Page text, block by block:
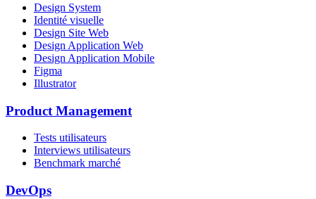
Design System
Identité visuelle
Design Site Web
Design Application Web
Design Application Mobile
Figma
Illustrator
Product Management
Tests utilisateurs
Interviews utilisateurs
Benchmark marché
DevOps